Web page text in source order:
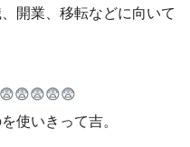
開業、移転などに向いて
😨😨😨😨😨
使いきって吉。